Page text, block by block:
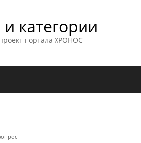
категории
портала ХРОНОС